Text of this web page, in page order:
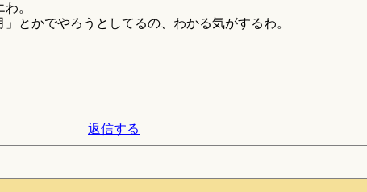
。
とかでやろうとしてるの、わかる気がするわ。
返信する